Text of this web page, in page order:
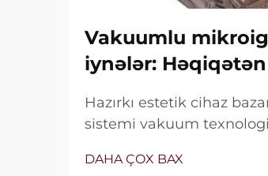
Vakuumlu
iynələr:
Hazırkı estetik cihaz
sistemi vakuum
xüsusiyyətlərin mövcud
DAHA ÇOX BAX